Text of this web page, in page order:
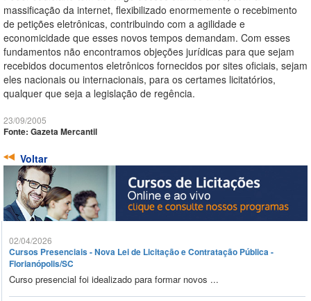
massificação da internet, flexibilizado enormemente o recebimento
de petições eletrônicas, contribuindo com a agilidade e
economicidade que esses novos tempos demandam. Com esses
fundamentos não encontramos objeções jurídicas para que sejam
recebidos documentos eletrônicos fornecidos por sites oficiais, sejam
eles nacionais ou internacionais, para os certames licitatórios,
qualquer que seja a legislação de regência.
23/09/2005
Fonte: Gazeta Mercantil
Voltar
02/04/2026
Cursos Presenciais - Nova Lei de Licitação e Contratação Pública -
Florianópolis/SC
Curso presencial foi idealizado para formar novos ...